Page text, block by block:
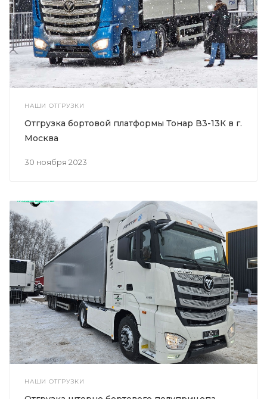
НАШИ ОТГРУЗКИ
30 ноября 2023
Отгрузка бортовой платформы Тонар В3-13К в г.
Москва
НАШИ ОТГРУЗКИ